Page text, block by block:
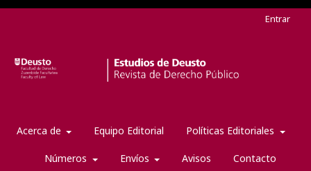
Acerca de Equipo Editorial Políticas Editoriales
Números Envíos Avisos Contacto
Entrar